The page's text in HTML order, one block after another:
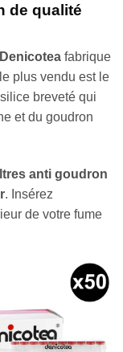
de qualité
Denicotea fabrique
plus vendu est le
breveté qui
et du goudron
anti goudron
. Insérez
de votre fume